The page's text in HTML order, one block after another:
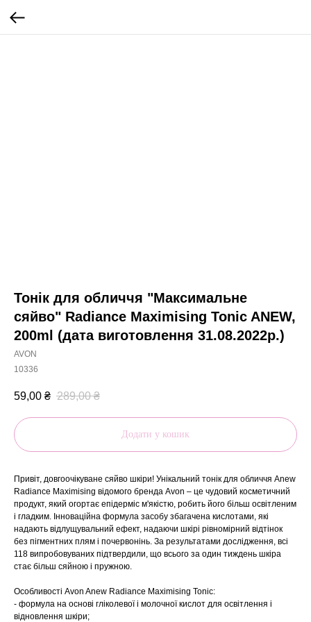
Тонік для обличчя "Максимальне
сяйво" Radiance Maximising Tonic ANEW,
200ml (дата виготовлення 31.08.2022р.)
AVON
10336
59,00 ₴ 289,00 ₴
Додати у кошик
Привіт, довгоочікуване сяйво шкіри! Унікальний тонік для обличчя Anew
Radiance Maximising відомого бренда Avon – це чудовий косметичний
продукт, який огортає епідерміс м'якістю, робить його більш освітленим
і гладким. Інноваційна формула засобу збагачена кислотами, які
надають відлущувальний ефект, надаючи шкірі рівномірний відтінок
без пігментних плям і почервонінь. За результатами дослідження, всі
118 випробовуваних підтвердили, що всього за один тиждень шкіра
стає більш сяйною і пружною.
Особливості Avon Anew Radiance Maximising Tonic:
- формула на основі гліколевої і молочної кислот для освітлення і
відновлення шкіри;